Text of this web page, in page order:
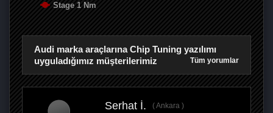
Stage 1 Nm
Audi marka araçlarına Chip Tuning yazılımı
uyguladığımız müşterilerimiz
Tüm yorumlar
Serhat İ.
Ankara